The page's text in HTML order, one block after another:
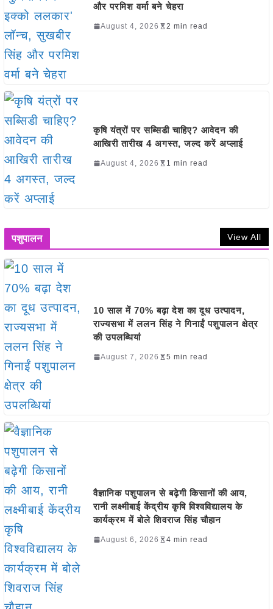
और परमिश वर्मा बने चेहरा
August 4, 2026 2 min read
कृषि यंत्रों पर सब्सिडी चाहिए? आवेदन की
आखिरी तारीख 4 अगस्त, जल्द करें अप्लाई
August 4, 2026 1 min read
पशुपालन View All
10 साल में 70% बढ़ा देश का दूध उत्पादन,
राज्यसभा में ललन सिंह ने गिनाईं पशुपालन क्षेत्र
की उपलब्धियां
August 7, 2026 5 min read
वैज्ञानिक पशुपालन से बढ़ेगी किसानों की आय,
रानी लक्ष्मीबाई केंद्रीय कृषि विश्वविद्यालय के
कार्यक्रम में बोले शिवराज सिंह चौहान
August 6, 2026 4 min read